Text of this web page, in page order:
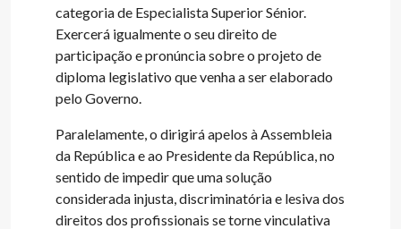
categoria de Especialista Superior Sénior.
Exercerá igualmente o seu direito de
participação e pronúncia sobre o projeto de
diploma legislativo que venha a ser elaborado
pelo Governo.
Paralelamente, o dirigirá apelos à Assembleia
da República e ao Presidente da República, no
sentido de impedir que uma solução
considerada injusta, discriminatória e lesiva dos
direitos dos profissionais se torne vinculativa